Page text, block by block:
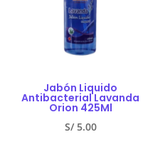
Jabón Liquido
Antibacterial Lavanda
Orion 425Ml
S/5.00